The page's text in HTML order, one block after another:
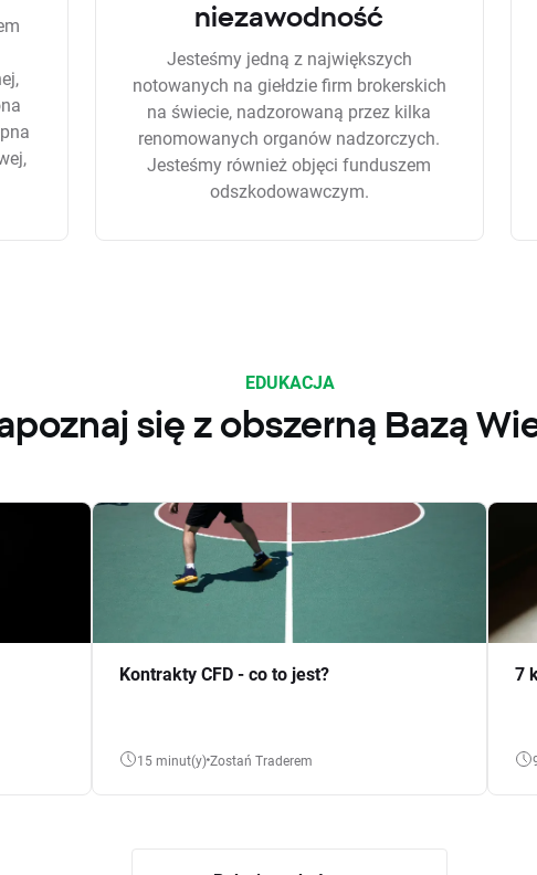
niezawodność
Jesteśmy jedną z największych
notowanych na giełdzie firm brokerskich
na świecie, nadzorowaną przez kilka
renomowanych organów nadzorczych.
Jesteśmy również objęci funduszem
odszkodowawczym.
EDUKACJA
się z obszerną Bazą
Kontrakty CFD - co to jest?
15 minut(y) Zostań Traderem
7